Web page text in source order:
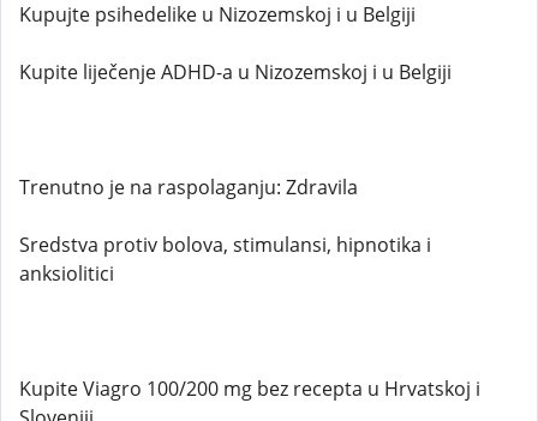
Kupujte psihedelike u Nizozemskoj i u Belgiji
Kupite liječenje ADHD-a u Nizozemskoj i u Belgiji
Trenutno je na raspolaganju: Zdravila
Sredstva protiv bolova, stimulansi, hipnotika i
anksiolitici
Kupite Viagro 100/200 mg bez recepta u Hrvatskoj i